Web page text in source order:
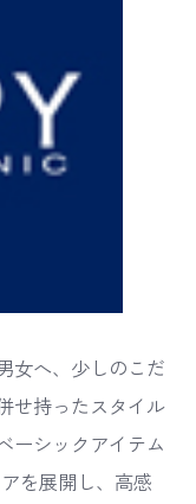
女へ、少しのこだ
せ持ったスタイル
ーシックアイテム
を展開し、高感